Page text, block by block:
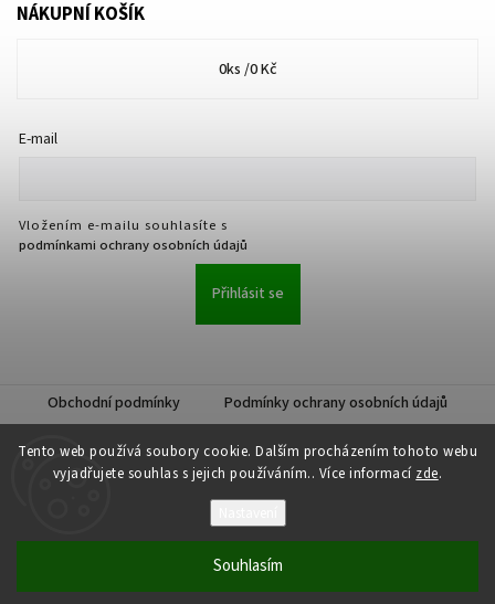
Tento web používá soubory cookie. Dalším procházením tohoto webu
vyjadřujete souhlas s jejich používáním.. Více informací zde.
Souhlasím
NÁKUPNÍ KOŠÍK
0ks /0 Kč
E-mail
Vložením e-mailu souhlasíte s
podmínkami ochrany osobních údajů
Přihlásit se
Obchodní podmínky Podmínky ochrany osobních údajů
Copyright 2026JKK Professional s.r.o.. Všechna práva vyhrazena.
Upravit nastavení cookies